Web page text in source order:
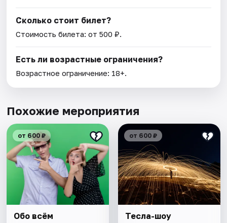
Сколько стоит билет?
Стоимость билета: от 500 ₽.
Есть ли возрастные ограничения?
Возрастное ограничение: 18+.
Похожие мероприятия
от 600 ₽
Обо всём
от 600 ₽
Тесла-шоу